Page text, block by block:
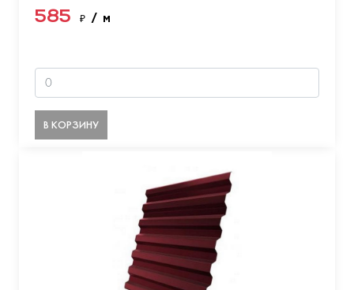
585 ₽ / м
В КОРЗИНУ